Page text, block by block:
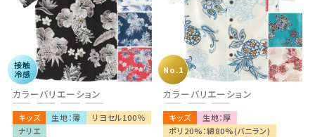
カラーバリエーション
キッズ 生地：薄
リヨセル100％
ナリエ
接触
冷感
カラーバリエーション
キッズ
生地：厚
ポリ20%：綿80%(バニラン)
No.1